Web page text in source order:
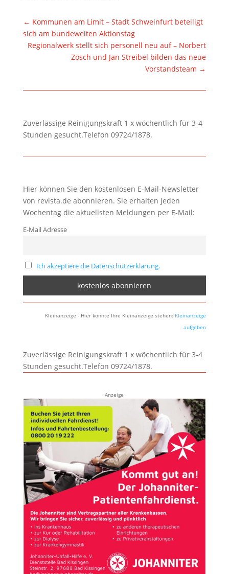
← Kommunen am Limit – Stadt Schweinfurt beteiligt
sich am bundeweiten Aktionstag
Regionalwerk stellt sich personell neu auf – Norbert
Zösch und Jan Streibel bilden das neue
Vorstandsteam →
Zuverlässige Reinigungskraft 1 x wöchentlich für 3-4
Stunden gesucht.Telefon 09724/1878.
Hier können Sie den kostenlosen E-Mail-Newsletter
von revista.de abonnieren. Sie erhalten jeden
Wochentag die aktuellsten Meldungen per E-Mail:
E-Mail Adresse
Ich akzeptiere die Datenschutzerklärung.
Kleinanzeige - Hier könnte Ihre Kleinanzeige stehen: Kleinanzeige
aufgeben
Zuverlässige Reinigungskraft 1 x wöchentlich für 3-4
Stunden gesucht.Telefon 09724/1878.
Anzeige